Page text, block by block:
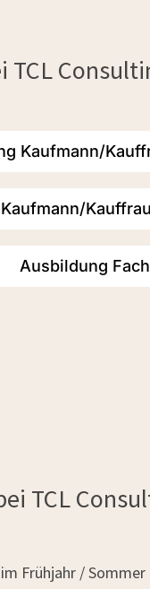
TCL
Kaufmann/
Ausbildung
TCL
Frühjahr / Sommer